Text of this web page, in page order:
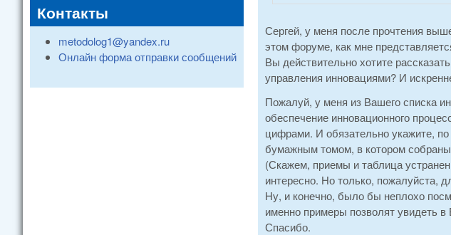
Сергей, у меня после прочтения
этом форуме, как мне
Вы действительно хотите
управления инновациями? И
Пожалуй, у меня из Вашего списка
обеспечение инновационного
цифрами. И обязательно укажите,
бумажным томом, в котором
(Скажем, приемы и таблица
интересно. Но только, пожалуйста,
Ну, и конечно, было бы неплохо
именно примеры позволят увидеть
Спасибо.
Контакты
metodolog1@yandex.ru
Онлайн форма отправки сообщений